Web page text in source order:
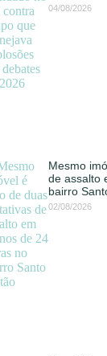
04/08/2026
Mesmo
de assalto
bairro
02/08/2026